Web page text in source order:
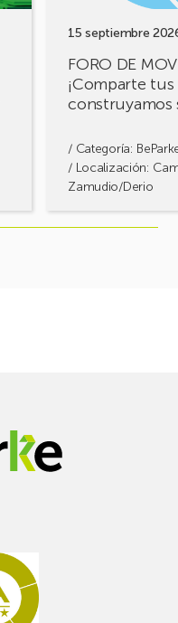
15 septiembre
FORO DE
¡Comparte
construyamos
/ Categoría:
/ Localización:
Zamudio/Derio
soluciones!